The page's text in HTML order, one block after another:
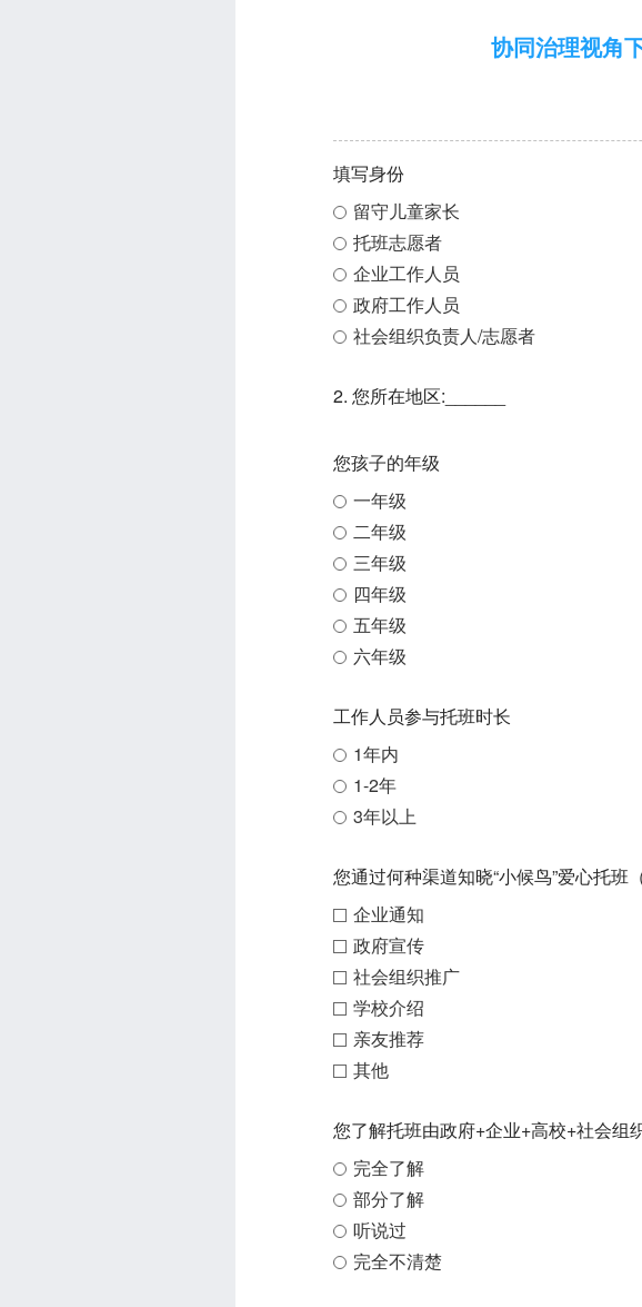
协同治理视角
填写身份
留守儿童家长
托班志愿者
企业工作人员
政府工作人员
社会组织负责人/志愿者
2. 您所在地区:______
您孩子的年级
一年级
二年级
三年级
四年级
五年级
六年级
工作人员参与托班时长
1年内
1-2年
3年以上
您通过何种渠道知晓“小候鸟”爱心托班
企业通知
政府宣传
社会组织推广
学校介绍
亲友推荐
其他
您了解托班由政府+企业+高校+社会组
完全了解
部分了解
听说过
完全不清楚